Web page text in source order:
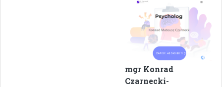
mgr Konrad
Czarnecki-